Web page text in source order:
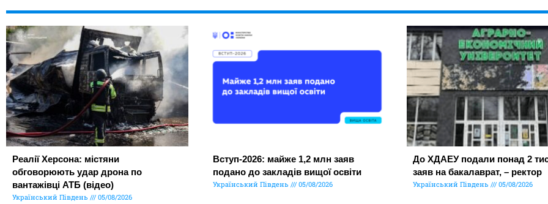
Реалії Херсона: містяни
обговорюють удар дрона по
вантажівці АТБ (відео)
Український Південь 05/08/2026
Вступ-2026: майже 1,2 млн заяв
подано до закладів вищої освіти
Український Південь 05/08/2026
До ХДАЕУ подали понад 2
заяв на бакалаврат, – ректор
Український Південь 05/08/2026